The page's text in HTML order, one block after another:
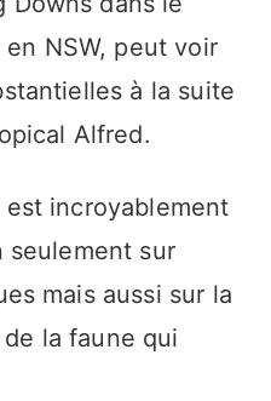
NSW, peut voir
à la suite
Alfred.
incroyablement
sur
mais aussi sur la
la faune qui